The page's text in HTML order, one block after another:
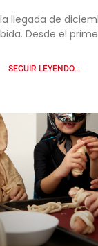
llegada de
Desde el
SEGUIR LEYENDO...